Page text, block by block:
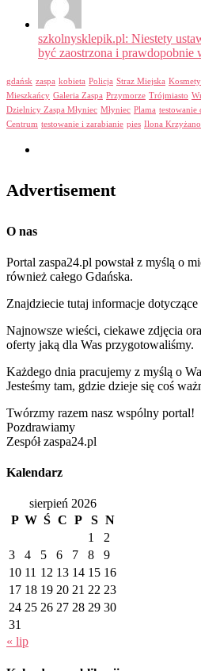
szkolnysklepik.pl: Niestety
być zaostrzona i prawdopobnie
gdańsk zaspa kobieta Policja Straz Miejska
Mieszkańcy Galeria Zaspa Przymorze Trójmiasto
Dzielnicy Zaspa Młyniec Młyniec Plama testowanie
Centrum testowanie i zarabianie pies Ilona
Advertisement
O nas
Portal zaspa24.pl powstał z myślą o
również całego Gdańska.
Znajdziecie tutaj informacje dotyczące
Najnowsze wieści, ciekawe zdjęcia
oferty jaką dla Was przygotowaliśmy.
Każdego dnia pracujemy z myślą o
Jesteśmy tam, gdzie dzieje się coś
Twórzmy razem nasz wspólny portal!
Pozdrawiamy
Zespół zaspa24.pl
Kalendarz
sierpień 2026
P W Ś C P S N
1
2
3
4 5 6 7 8
9
10 11 12 13 14 15 16
17 18 19 20 21 22 23
24 25 26 27 28 29 30
31
« lip